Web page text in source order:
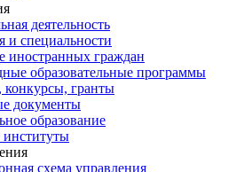
деятельность
и специальности
иностранных граждан
образовательные программы
гранты
документы
образование
схема управления